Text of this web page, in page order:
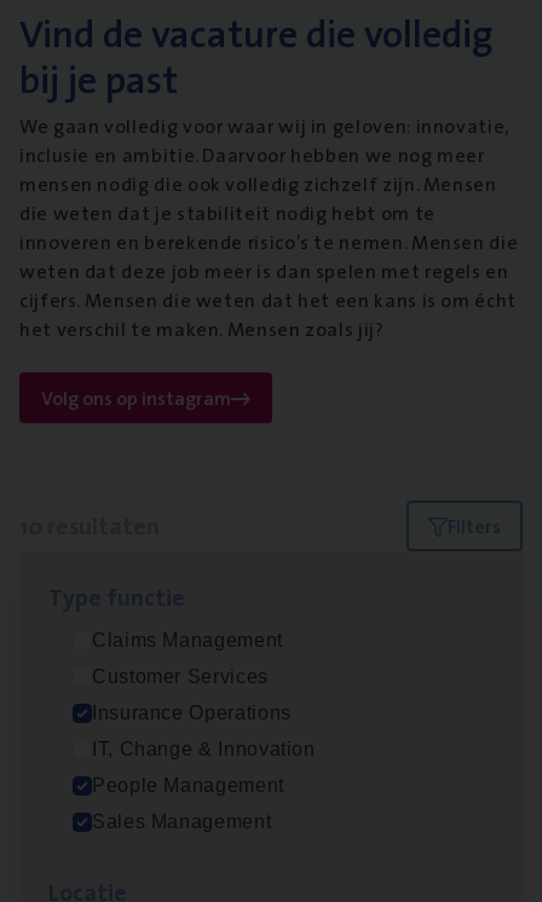
Vind de vacature die volledig
bij je past
We gaan volledig voor waar wij in geloven: innovatie,
inclusie en ambitie. Daarvoor hebben we nog meer
mensen nodig die ook volledig zichzelf zijn. Mensen
die weten dat je stabiliteit nodig hebt om te
innoveren en berekende risico’s te nemen. Mensen die
weten dat deze job meer is dan spelen met regels en
cijfers. Mensen die weten dat het een kans is om écht
het verschil te maken. Mensen zoals jij?
Volg ons op instagram
Filters
Claims Management
Customer Services
Insurance Operations
IT, Change & Innovation
People Management
Sales Management
Dos­sier­be­heer­der ver­ze­ke­rin­gen — Soci­al
Pro­fit en Public
Insurance Operations
Antwerpen